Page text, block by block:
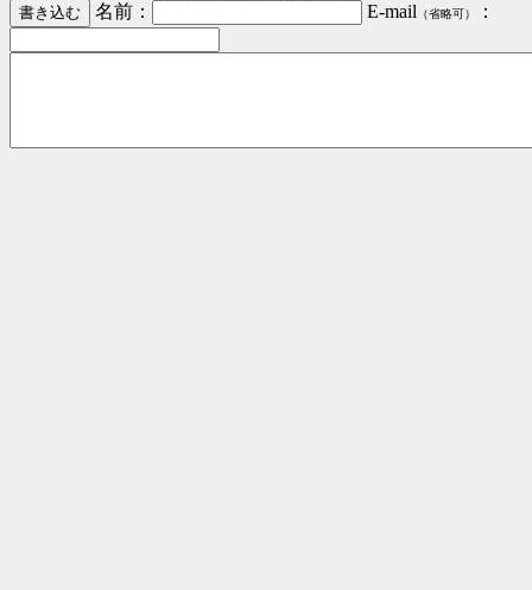
名前：
E-mail （省略可） ：